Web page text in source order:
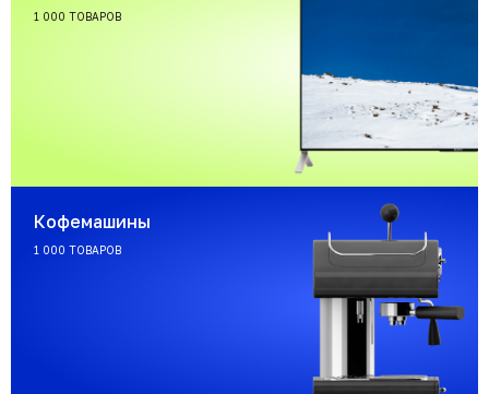
1 000 ТОВАРОВ
Кофемашины
1 000 ТОВАРОВ